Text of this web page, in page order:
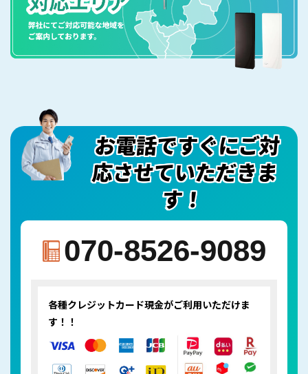
お電話ですぐにご対
応させていただきま
す！
070-8526-9089
各種クレジットカード現金がご利用いただけま
す！！